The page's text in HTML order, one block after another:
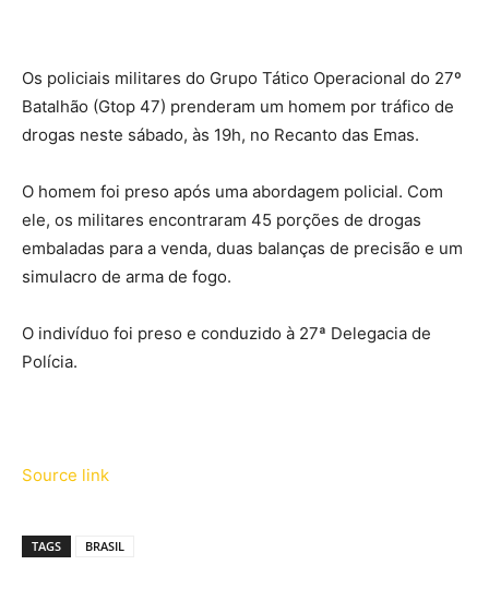
Os policiais militares do Grupo Tático Operacional do 27º
Batalhão (Gtop 47) prenderam um homem por tráfico de
drogas neste sábado, às 19h, no Recanto das Emas.
O homem foi preso após uma abordagem policial. Com
ele, os militares encontraram 45 porções de drogas
embaladas para a venda, duas balanças de precisão e um
simulacro de arma de fogo.
O indivíduo foi preso e conduzido à 27ª Delegacia de
Polícia.
Source link
TAGS BRASIL